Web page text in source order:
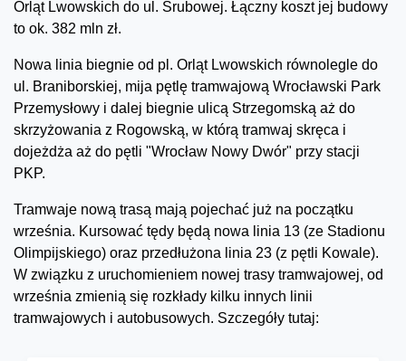
Orląt Lwowskich do ul. Śrubowej. Łączny koszt jej budowy
to ok. 382 mln zł.
Nowa linia biegnie od pl. Orląt Lwowskich równolegle do
ul. Braniborskiej, mija pętlę tramwajową Wrocławski Park
Przemysłowy i dalej biegnie ulicą Strzegomską aż do
skrzyżowania z Rogowską, w którą tramwaj skręca i
dojeżdża aż do pętli "Wrocław Nowy Dwór" przy stacji
PKP.
Tramwaje nową trasą mają pojechać już na początku
września. Kursować tędy będą nowa linia 13 (ze Stadionu
Olimpijskiego) oraz przedłużona linia 23 (z pętli Kowale).
W związku z uruchomieniem nowej trasy tramwajowej, od
września zmienią się rozkłady kilku innych linii
tramwajowych i autobusowych. Szczegóły tutaj: